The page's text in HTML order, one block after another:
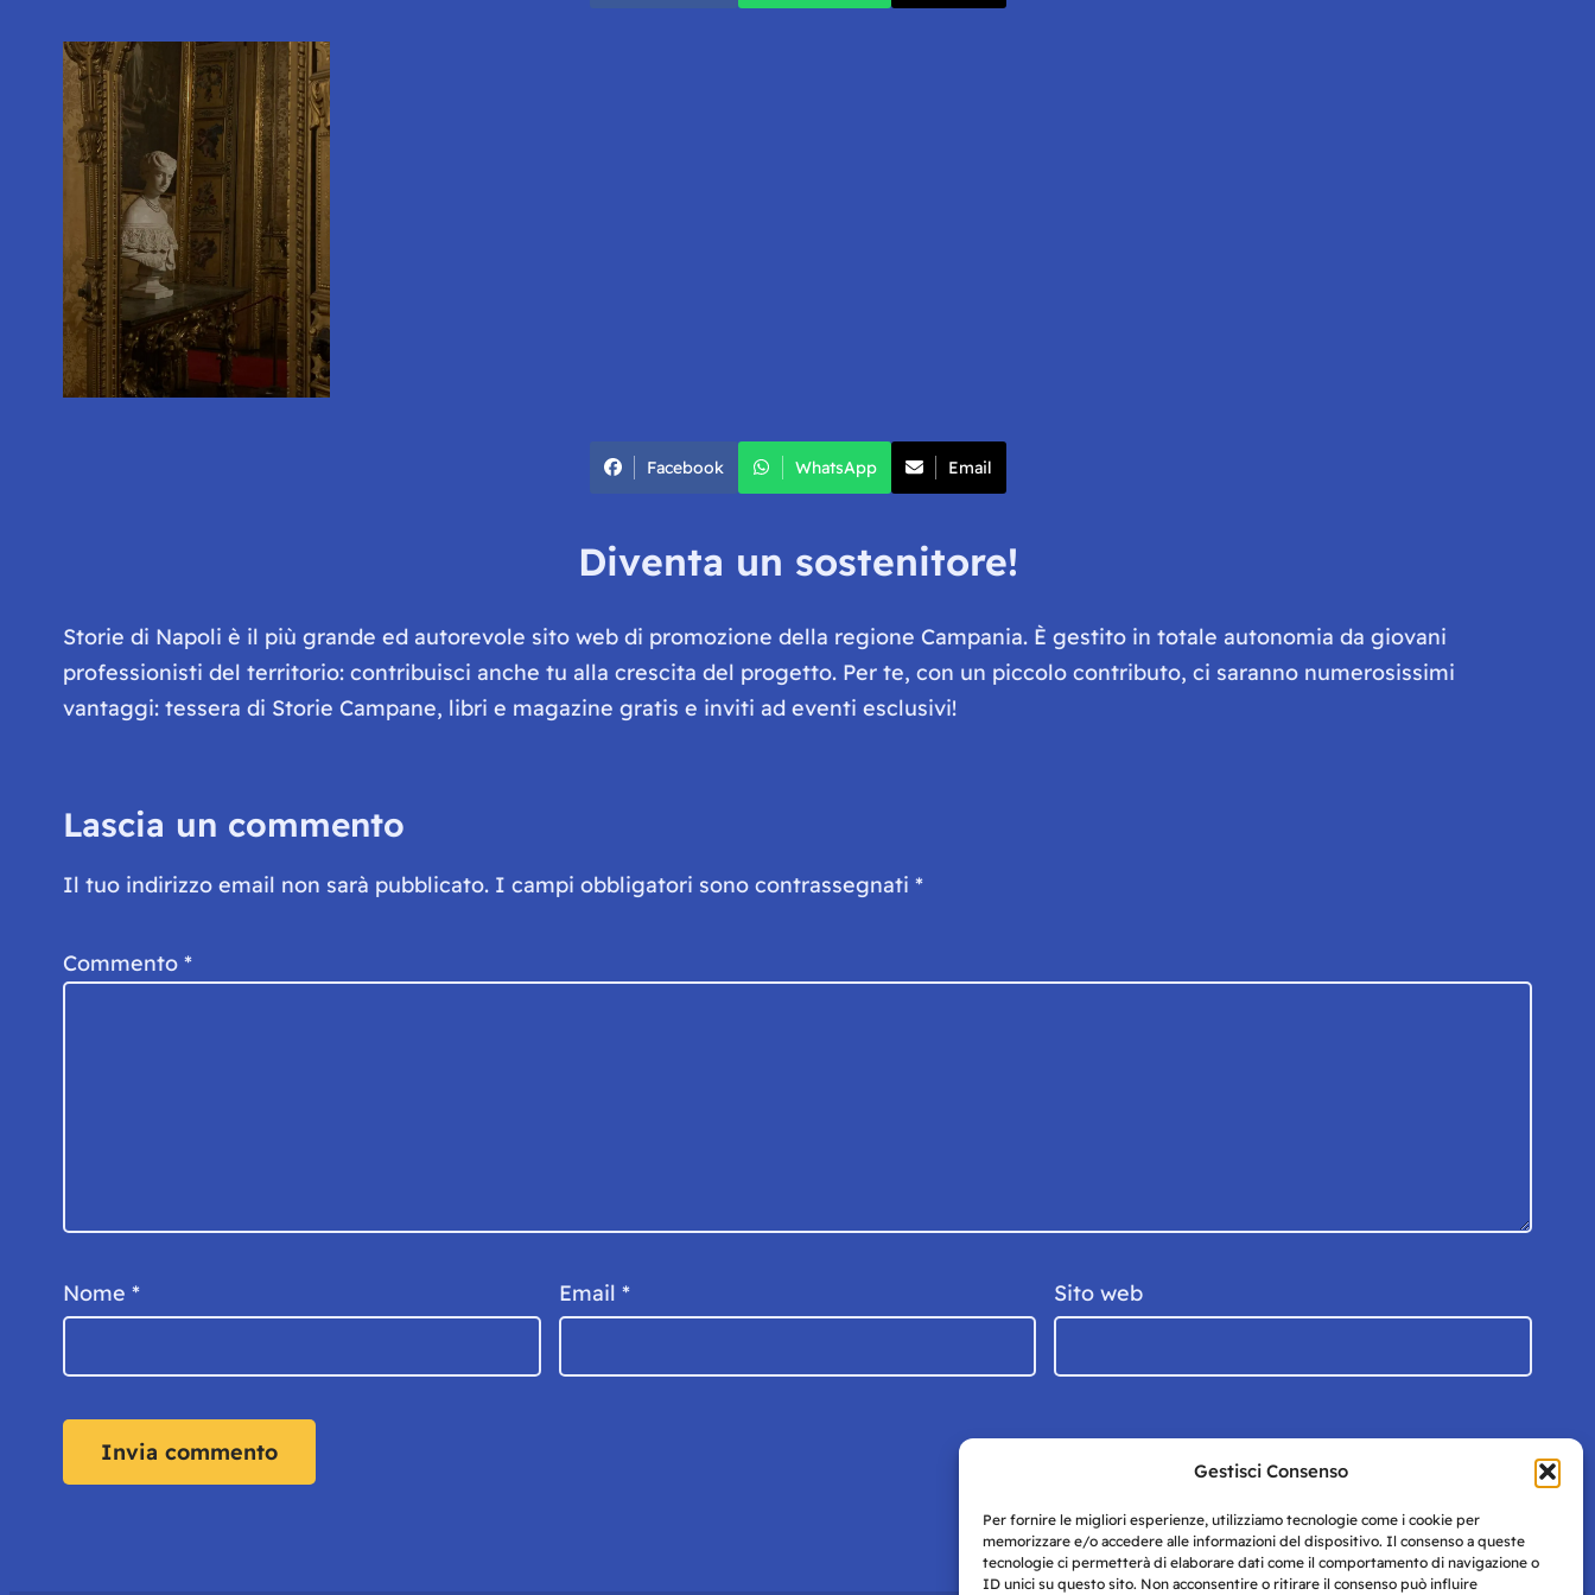
Gestisci Consenso
Per fornire le migliori esperienze, utilizziamo tecnologie come i cookie per
memorizzare e/o accedere alle informazioni del dispositivo. Il consenso a queste
tecnologie ci permetterà di elaborare dati come il comportamento di navigazione o
ID unici su questo sito. Non acconsentire o ritirare il consenso può influire
Facebook WhatsApp Email
Diventa un sostenitore!
Storie di Napoli è il più grande ed autorevole sito web di promozione della regione Campania. È gestito in totale autonomia da giovani
professionisti del territorio: contribuisci anche tu alla crescita del progetto. Per te, con un piccolo contributo, ci saranno numerosissimi
vantaggi: tessera di Storie Campane, libri e magazine gratis e inviti ad eventi esclusivi!
Lascia un commento
Il tuo indirizzo email non sarà pubblicato. I campi obbligatori sono contrassegnati *
Commento *
Nome * Email * Sito web